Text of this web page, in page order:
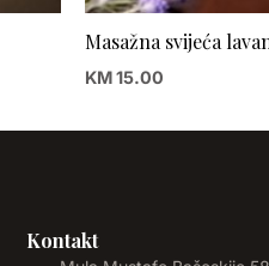
Masažna svijeća
KM15.00
Kontakt